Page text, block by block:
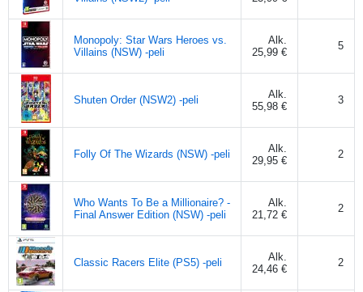
Monopoly: Star Wars Heroes vs.
Villains (NSW) -peli
Alk.
25,99 €
5
Shuten Order (NSW2) -peli
Alk.
55,98 €
3
Folly Of The Wizards (NSW) -peli
Alk.
29,95 €
2
Who Wants To Be a Millionaire? -
Final Answer Edition (NSW) -peli
Alk.
21,72 €
2
Classic Racers Elite (PS5) -peli
Alk.
24,46 €
2